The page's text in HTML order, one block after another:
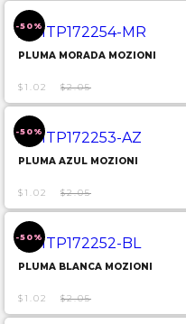
-50%
PLUMA MORADA MOZIONI
$1.02 $2.05
-50%
PLUMA AZUL MOZIONI
$1.02 $2.05
-50%
PLUMA BLANCA MOZIONI
$1.02 $2.05